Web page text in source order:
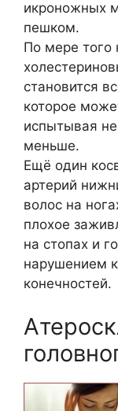
икроножных
пешком.
По мере того
становится
которое
испытывая
меньше.
Ещё один
артерий
волос на
плохое
на стопах и
нарушением
конечностей.